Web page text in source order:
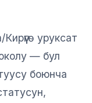
уруксат
— бул
боюнча